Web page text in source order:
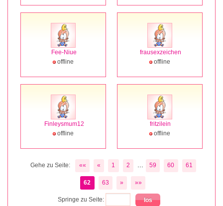
Fee-Niue
offline
frausexzeichen
offline
Finleysmum12
offline
fritzilein
offline
Gehe zu Seite: «« « 1 2 ... 59 60 61
62 63 » »»
Springe zu Seite: